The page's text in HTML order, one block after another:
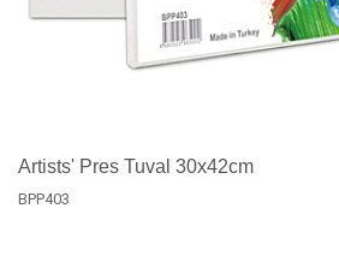
Artists' Pres Tuval 30x42cm
BPP403